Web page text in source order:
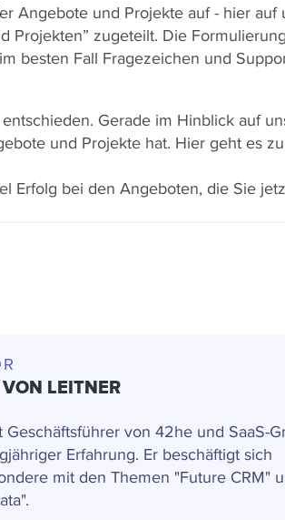
Angebote und Projekte auf - hier
Projekten” zugeteilt. Die
besten Fall Fragezeichen und
Gerade im Hinblick auf
und Projekte hat. Hier geht es
Erfolg bei den Angeboten, die Sie
LEITNER
Geschäftsführer von 42he und SaaS-
Erfahrung. Er beschäftigt sich
mit den Themen "Future CRM"